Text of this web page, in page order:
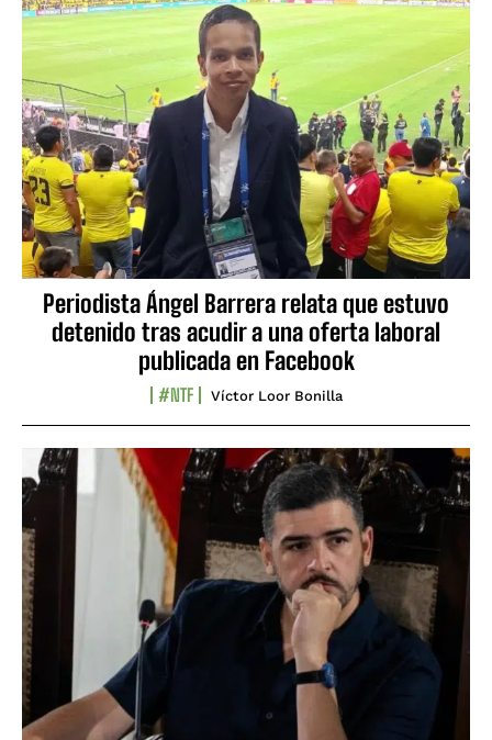
Periodista Ángel Barrera relata que estuvo
detenido tras acudir a una oferta laboral
publicada en Facebook
#NTF Víctor Loor Bonilla